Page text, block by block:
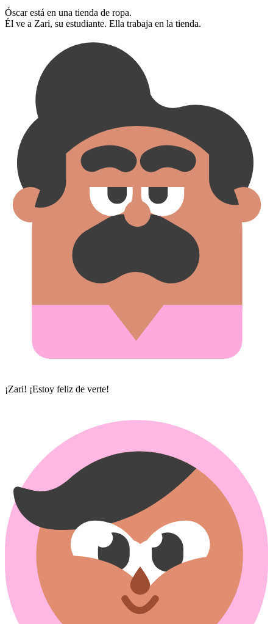
Óscar está en una tienda de ropa.
Él ve a Zari, su estudiante. Ella trabaja en la tienda.
¡Zari! ¡Estoy feliz de verte!